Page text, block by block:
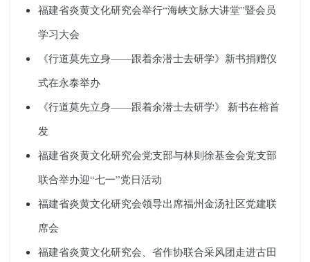
福建省炎黄文化研究会举行“海峡文脉大讲堂”暨会员
学习大会
《行道莫先立身——跟着余潜士去研学》新书捐赠仪
式在永泰举办
《行道莫先立身——跟着余潜士去研学》 新书在榕首
发
福建省炎黄文化研究会党支部与林则徐基金会党支部
联合举办迎“七一”党日活动
福建省炎黄文化研究会领导出席福州金汤社区党建联
席会
福建省炎黄文化研究会、省作协联合采风团走进古田